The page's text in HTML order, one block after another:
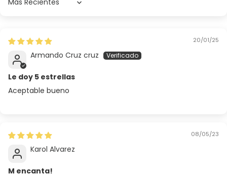
Sort by
20/01/25
Armando Cruz cruz
Le doy 5 estrellas
Aceptable bueno
08/05/23
Karol Alvarez
M encanta!